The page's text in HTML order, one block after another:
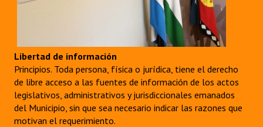
Libertad de información
Principios. Toda persona, física o jurídica, tiene el derecho
de libre acceso a las fuentes de información de los actos
legislativos, administrativos y jurisdiccionales emanados
del Municipio, sin que sea necesario indicar las razones que
motivan el requerimiento.